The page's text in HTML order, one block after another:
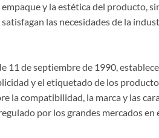
y la estética del producto,
las necesidades de la
11 de septiembre de 1990,
y el etiquetado de los
la compatibilidad, la marca y las
por los grandes mercados en